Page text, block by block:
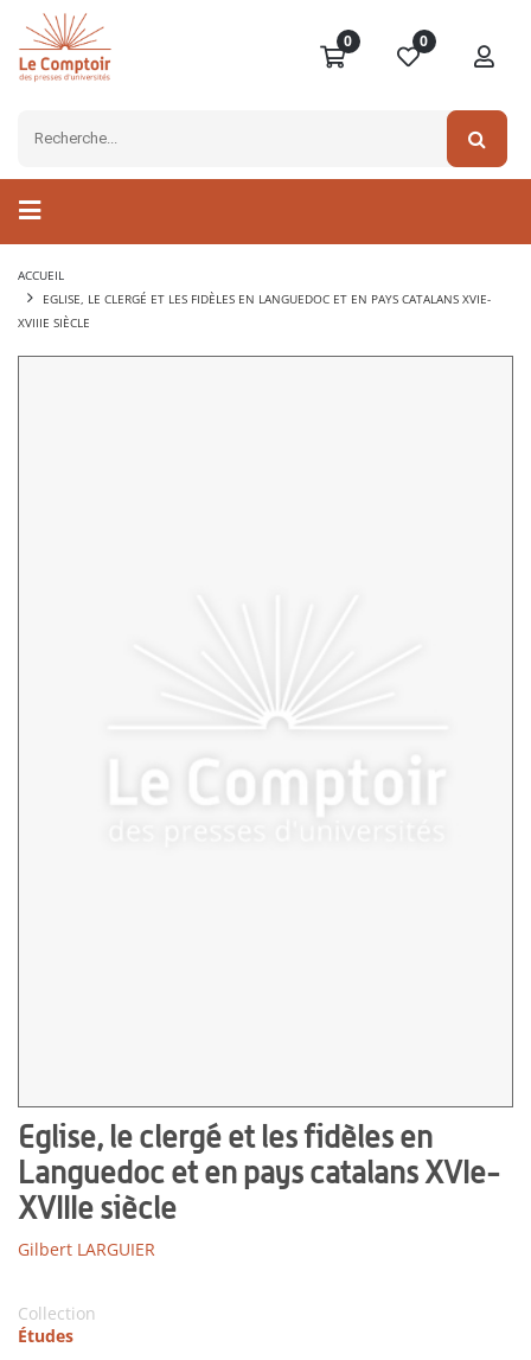
0 0
ACCUEIL
EGLISE, LE CLERGÉ ET LES FIDÈLES EN LANGUEDOC ET EN PAYS CATALANS XVIE-
XVIIIE SIÈCLE
Eglise, le clergé et les fidèles en
Languedoc et en pays catalans XVIe-
XVIIIe siècle
Gilbert LARGUIER
Collection
Études